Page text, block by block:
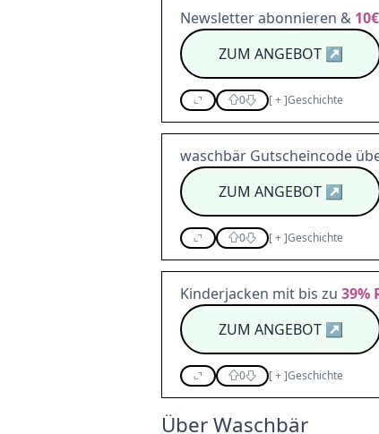
Newsletter abonnieren & 10€
ZUM ANGEBOT↗
0 [+]Geschichte
waschbär Gutscheincode
ZUM ANGEBOT↗
0 [+]Geschichte
Kinderjacken mit bis zu 39%
ZUM ANGEBOT↗
0 [+]Geschichte
Über Waschbär